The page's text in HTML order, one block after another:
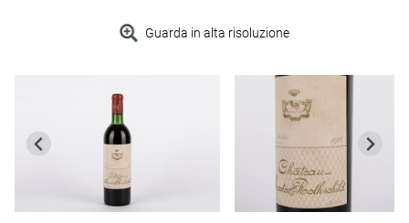
Guarda in alta risoluzione